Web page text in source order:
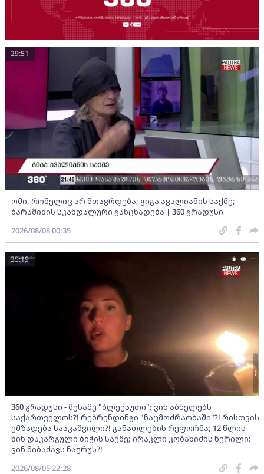
ომი, რომელიც არ მთავრდება; გიგა ავალიანის საქმე;
ბარამიძის სკანდალური განცხადება | 360 გრადუსი
29:51
2026/08/08 00:35
360 გრადუსი - მესამე "ბლექაუთი": ვინ აბნელებს
საქართველოს?! რებრენდინგი "ნაცმოძრაობაში"?! რისთვის
ემზადება სააკაშვილი?! განათლების რეფორმა; 12 წლის
წინ დაკარგული ბიჭის საქმე; ირაკლი კობახიძის წერილი;
ვინ მიბაძავს ნაურუს?!
35:19
2026/08/05 22:28